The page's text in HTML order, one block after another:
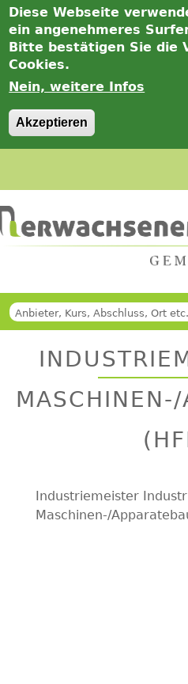
Diese Webseite
ein angenehmeres
Bitte bestätigen Sie die
Cookies.
Nein, weitere Infos
Akzeptieren
Suche
Back
MASCHINEN-/
Industriemeister
Maschinen-/